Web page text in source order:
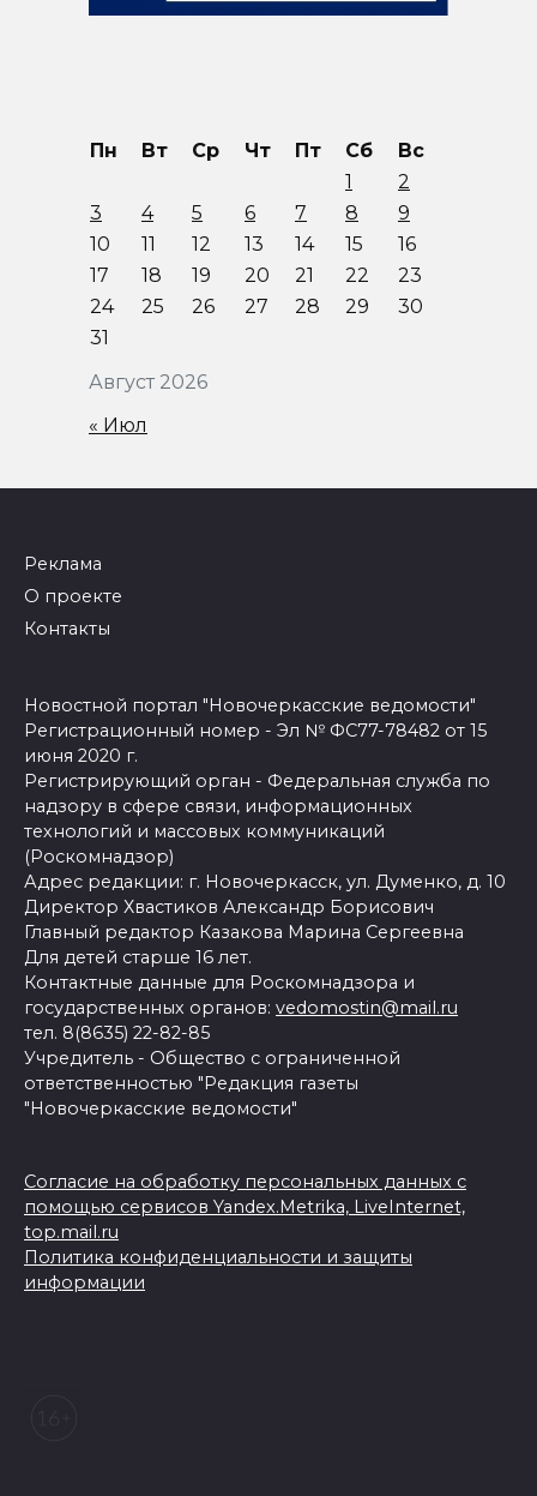
Август 2026
Пн Вт Ср Чт Пт Сб
Вс
1
2
3
4 5 6 7 8
9
10
11 12 13 14 15
16
17
18 19 20 21 22
23
24
25 26 27 28 29
30
31
« Июл
Реклама
О проекте
Контакты
Новостной портал "Новочеркасские ведомости"
Регистрационный номер - Эл № ФС77-78482 от 15
июня 2020 г.
Регистрирующий орган - Федеральная служба по
надзору в сфере связи, информационных
технологий и массовых коммуникаций
(Роскомнадзор)
Адрес редакции: г. Новочеркасск, ул. Думенко, д. 10
Директор Хвастиков Александр Борисович
Главный редактор Казакова Марина Сергеевна
Для детей старше 16 лет.
Контактные данные для Роскомнадзора и
государственных органов: vedomostin@mail.ru
тел. 8(8635) 22-82-85
Учредитель - Общество с ограниченной
ответственностью "Редакция газеты
"Новочеркасские ведомости"
Согласие на обработку персональных данных с
помощью сервисов Yandex.Metrika, LiveInternet,
top.mail.ru
Политика конфиденциальности и защиты
информации